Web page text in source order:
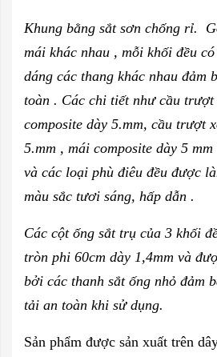
Khung bằng sắt sơn chống rỉ.
mái khác nhau , mỗi khối đều
dáng các thang khác nhau đảm
toàn . Các chi tiết như cầu
composite dày 5.mm, cầu trượt
5.mm , mái composite dày 5
và các loại phù điêu đều được
màu sắc tươi sáng, hấp dẫn .
Các cột ống sắt trụ của 3 khối
tròn phi 60cm dày 1,4mm và
bởi các thanh sắt ống nhỏ đảm
tải an toàn khi sử dụng.
Sản phẩm được sản xuất trên